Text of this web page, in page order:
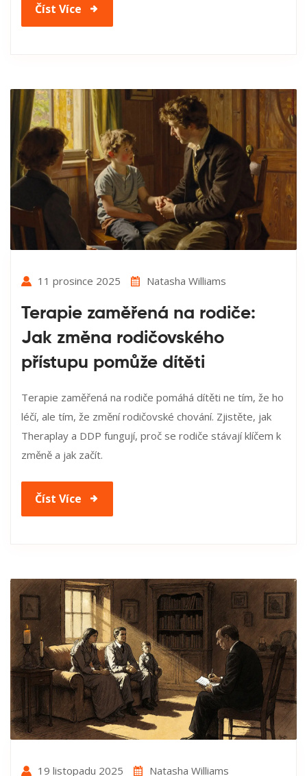
Číst Více
11 prosince 2025 Natasha Williams
Terapie zaměřená na rodiče:
Jak změna rodičovského
přístupu pomůže dítěti
Terapie zaměřená na rodiče pomáhá dítěti ne tím, že ho
léčí, ale tím, že změní rodičovské chování. Zjistěte, jak
Theraplay a DDP fungují, proč se rodiče stávají klíčem k
změně a jak začít.
Číst Více
19 listopadu 2025 Natasha Williams